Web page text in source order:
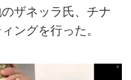
ザネッラ氏、チナ
ングを行った。